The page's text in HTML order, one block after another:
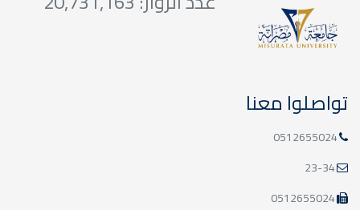
تواصلوا معنا
0512655024
23-34
0512655024